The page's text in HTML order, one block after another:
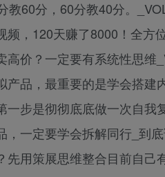
60分，60分教40分。
120天赚了8000！全方
价？一定要有系统性思维
品，最重要的是学会搭建
步是彻彻底底做一次自我
一定要学会拆解同行_到底
用策展思维整合目前自己